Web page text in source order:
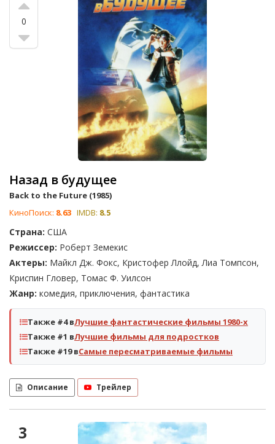
0
Назад в будущее
Back to the Future (1985)
КиноПоиск: 8.63 IMDB: 8.5
Страна: США
Режиссер: Роберт Земекис
Актеры: Майкл Дж. Фокс, Кристофер Ллойд, Лиа Томпсон,
Криспин Гловер, Томас Ф. Уилсон
Жанр: комедия, приключения, фантастика
Также #4 вЛучшие фантастические фильмы 1980-х
Также #1 вЛучшие фильмы для подростков
Также #19 вСамые пересматриваемые фильмы
Описание Трейлер
3